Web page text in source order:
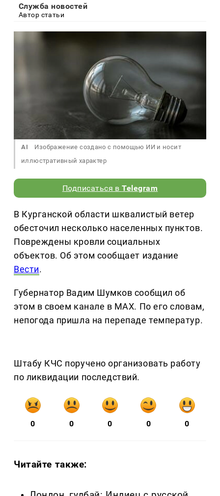
Служба новостей
Автор статьи
AI
Изображение создано с помощью ИИ и носит
иллюстративный характер
Подписаться вTelegram
В Курганской области шквалистый ветер
обесточил несколько населенных пунктов.
Повреждены кровли социальных
объектов. Об этом сообщает издание
Вести.
Губернатор Вадим Шумков сообщил об
этом в своем канале в MAX. По его словам,
непогода пришла на перепаде температур.
Штабу КЧС поручено организовать работу
по ликвидации последствий.
0 0 0 0 0
Читайте также: